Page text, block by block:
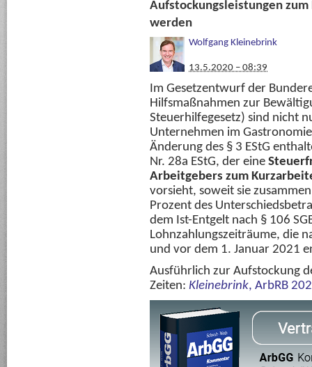
Aufstockungsleistungen
werden
Wolfgang Kleinebrink
13.5.2020 – 08:39
Im Gesetzentwurf der
Hilfsmaßnahmen zur
Steuerhilfegesetz) sind nicht
Unternehmen im
Änderung des § 3 EStG
Nr. 28a EStG, der eine
Arbeitgebers zum
vorsieht, soweit sie
Prozent des
dem Ist-Entgelt nach § 106
Lohnzahlungszeiträume, die
und vor dem 1. Januar 2021
Ausführlich zur Aufstockung
Zeiten: Kleinebrink, ArbRB